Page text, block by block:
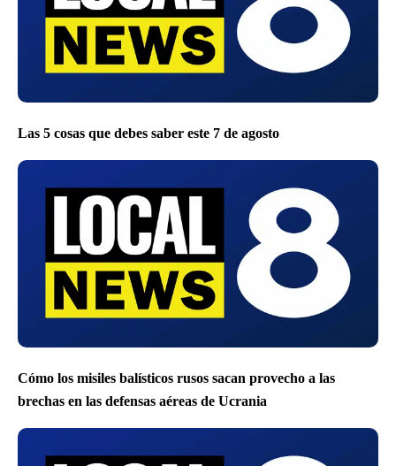
Las 5 cosas que debes saber este 7 de agosto
Cómo los misiles balísticos rusos sacan provecho a las
brechas en las defensas aéreas de Ucrania